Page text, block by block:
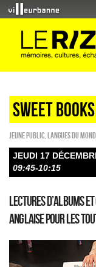
sweet books
Jeune public Langues du
JEUDI 17
09:45-10:15
Lectures d’albums
anglaise pour les